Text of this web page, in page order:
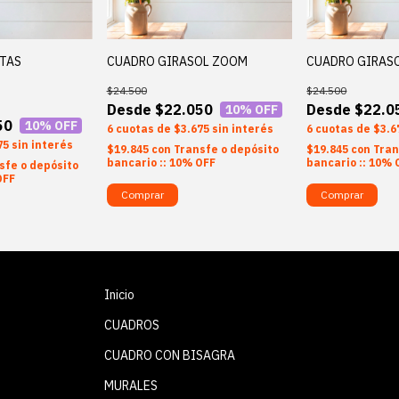
10% OFF
sin interés
o depósito
CUADRO GIRASOL ZOOM
$22.050
$24.500
10% OFF
6 $3.675 sin interés
$19.845 con Transfe o depósito
bancario :: 10% OFF
Comprar
CUADRO
$24.500
6
$19.845 con
bancario :: 10%
Comprar
Inicio
CUADROS
CUADRO CON BISAGRA
MURALES